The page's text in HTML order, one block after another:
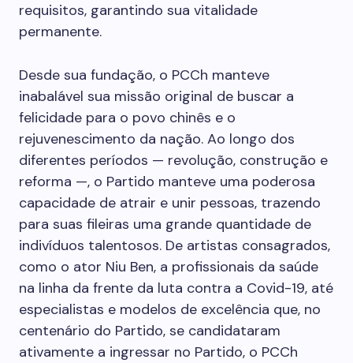
requisitos, garantindo sua vitalidade
permanente.
‌Desde sua fundação, o PCCh manteve
inabalável sua missão original de buscar a
felicidade para o povo chinês e o
rejuvenescimento da nação. Ao longo dos
diferentes períodos — revolução, construção e
reforma —, o Partido manteve uma poderosa
capacidade de atrair e unir pessoas, trazendo
para suas fileiras uma grande quantidade de
indivíduos talentosos. De artistas consagrados,
como o ator Niu Ben, a profissionais da saúde
na linha da frente da luta contra a Covid-19, até
especialistas e modelos de excelência que, no
centenário do Partido, se candidataram
ativamente a ingressar no Partido, o PCCh